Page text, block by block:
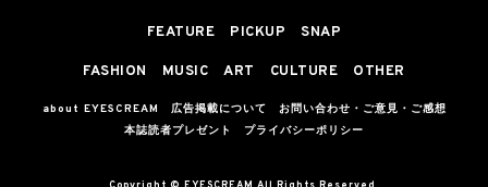
FEATURE PICKUP SNAP
FASHION MUSIC ART CULTURE OTHER
about EYESCREAM 広告掲載について
お問い合わせ・ご意見・ご感想
本誌読者プレゼント
プライバシーポリシー